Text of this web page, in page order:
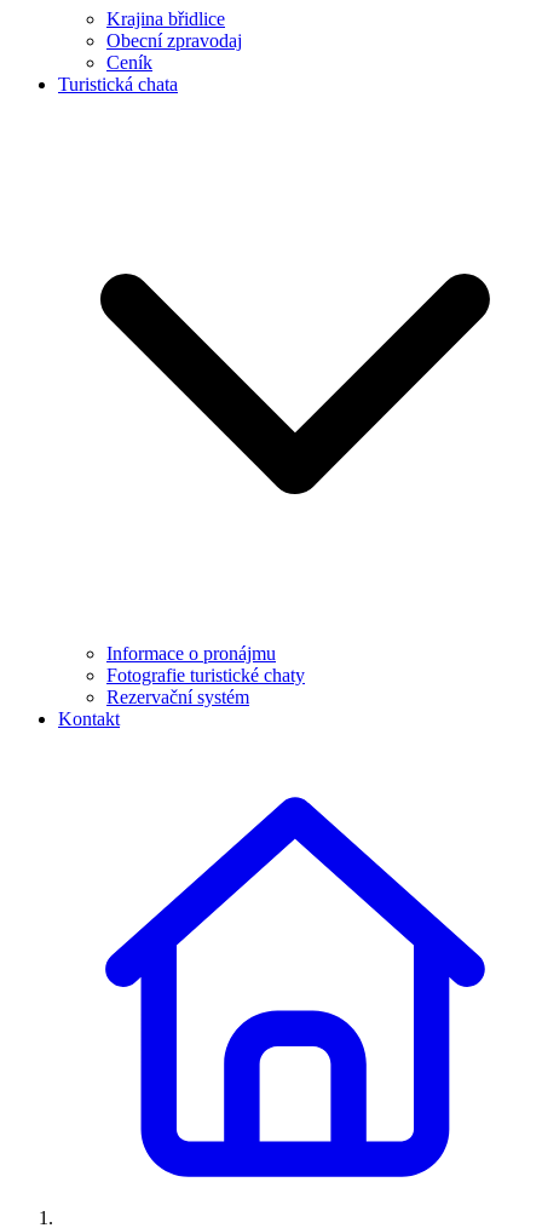
Krajina břidlice
Obecní zpravodaj
Ceník
Turistická chata
Informace o pronájmu
Fotografie turistické chaty
Rezervační systém
Kontakt